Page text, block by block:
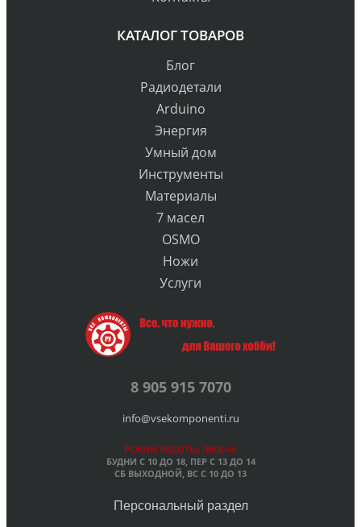
КАТАЛОГ ТОВАРОВ
Блог
Радиодетали
Arduino
Энергия
Умный дом
Инструменты
Материалы
7 масел
OSMO
Ножи
Услуги
8 905 915 7070
info@vsekomponenti.ru
РЕЖИМ РАБОТЫ: (MSK+4)
БУДНИ С 10 ДО 18, ПЕРС 13 ДО 14
СБ ВЫХОДНОЙ, ВС С 10 ДО 13
Персональный раздел